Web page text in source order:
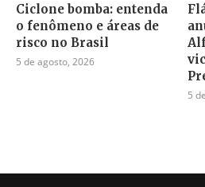
Ciclone bomba: entenda
o fenômeno e áreas de
risco no Brasil
5 de agosto, 2026
5